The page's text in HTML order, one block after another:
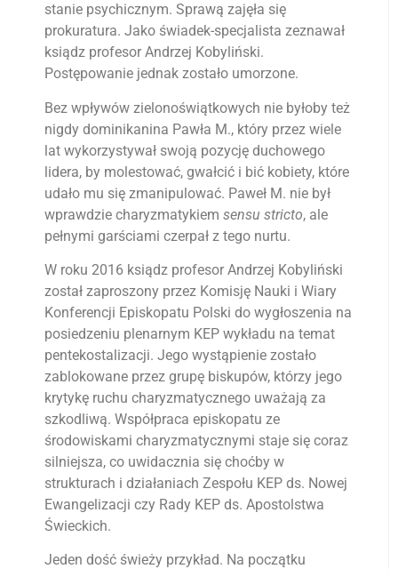
stanie psychicznym. Sprawą zajęła się
prokuratura. Jako świadek-specjalista zeznawał
ksiądz profesor Andrzej Kobyliński.
Postępowanie jednak zostało umorzone.
Bez wpływów zielonoświątkowych nie byłoby też
nigdy dominikanina Pawła M., który przez wiele
lat wykorzystywał swoją pozycję duchowego
lidera, by molestować, gwałcić i bić kobiety, które
udało mu się zmanipulować. Paweł M. nie był
wprawdzie charyzmatykiem sensu stricto, ale
pełnymi garściami czerpał z tego nurtu.
W roku 2016 ksiądz profesor Andrzej Kobyliński
został zaproszony przez Komisję Nauki i Wiary
Konferencji Episkopatu Polski do wygłoszenia na
posiedzeniu plenarnym KEP wykładu na temat
pentekostalizacji. Jego wystąpienie zostało
zablokowane przez grupę biskupów, którzy jego
krytykę ruchu charyzmatycznego uważają za
szkodliwą. Współpraca episkopatu ze
środowiskami charyzmatycznymi staje się coraz
silniejsza, co uwidacznia się choćby w
strukturach i działaniach Zespołu KEP ds. Nowej
Ewangelizacji czy Rady KEP ds. Apostolstwa
Świeckich.
Jeden dość świeży przykład. Na początku